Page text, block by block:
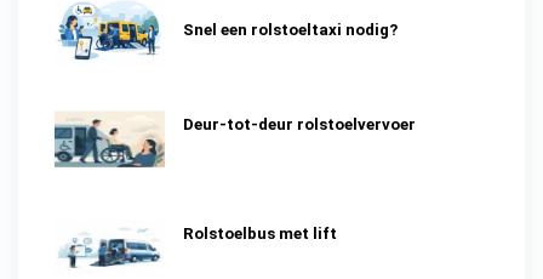
Snel een rolstoeltaxi nodig?
Deur-tot-deur rolstoelvervoer
Rolstoelbus met lift